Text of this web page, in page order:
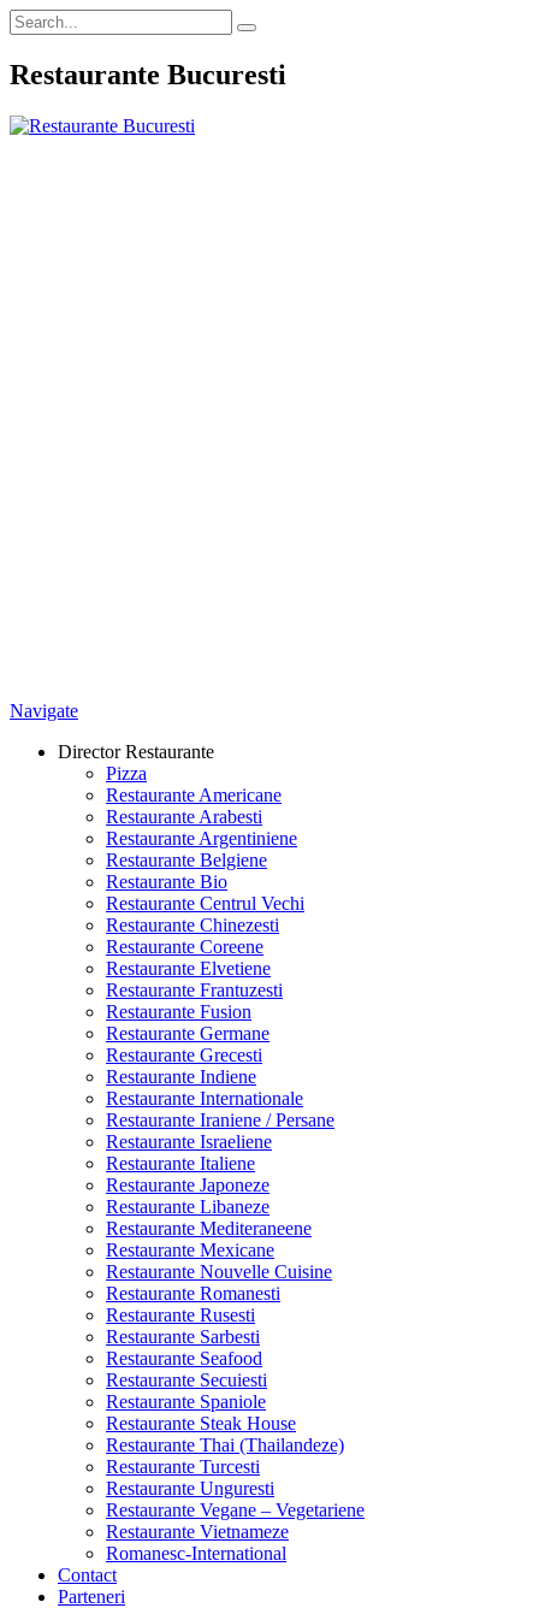
Restaurante Bucuresti
Navigate
Director Restaurante
Pizza
Restaurante Americane
Restaurante Arabesti
Restaurante Argentiniene
Restaurante Belgiene
Restaurante Bio
Restaurante Centrul Vechi
Restaurante Chinezesti
Restaurante Coreene
Restaurante Elvetiene
Restaurante Frantuzesti
Restaurante Fusion
Restaurante Germane
Restaurante Grecesti
Restaurante Indiene
Restaurante Internationale
Restaurante Iraniene / Persane
Restaurante Israeliene
Restaurante Italiene
Restaurante Japoneze
Restaurante Libaneze
Restaurante Mediteraneene
Restaurante Mexicane
Restaurante Nouvelle Cuisine
Restaurante Romanesti
Restaurante Rusesti
Restaurante Sarbesti
Restaurante Seafood
Restaurante Secuiesti
Restaurante Spaniole
Restaurante Steak House
Restaurante Thai (Thailandeze)
Restaurante Turcesti
Restaurante Unguresti
Restaurante Vegane – Vegetariene
Restaurante Vietnameze
Romanesc-International
Contact
Parteneri